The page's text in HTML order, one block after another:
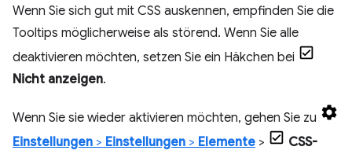
Wenn Sie sich gut mit CSS auskennen, empfinden Sie die
Tooltips möglicherweise als störend. Wenn Sie alle
deaktivieren möchten, setzen Sie ein Häkchen bei
Nicht anzeigen.
Wenn Sie sie wieder aktivieren möchten, gehen Sie zu
Einstellungen > Einstellungen > Elemente >
CSS-